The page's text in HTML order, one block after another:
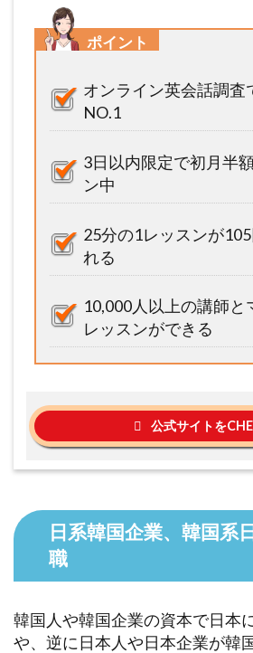
ポイント
オンライン英会話調査
NO.1
3日以内限定で初月半
ン中
25分の1レッスンが
れる
10,000人以上の講師と
レッスンができる
公式サイトを
日系韓国企業、韓国系
職
韓国人や韓国企業の資本で日本
や、逆に日本人や日本企業が韓